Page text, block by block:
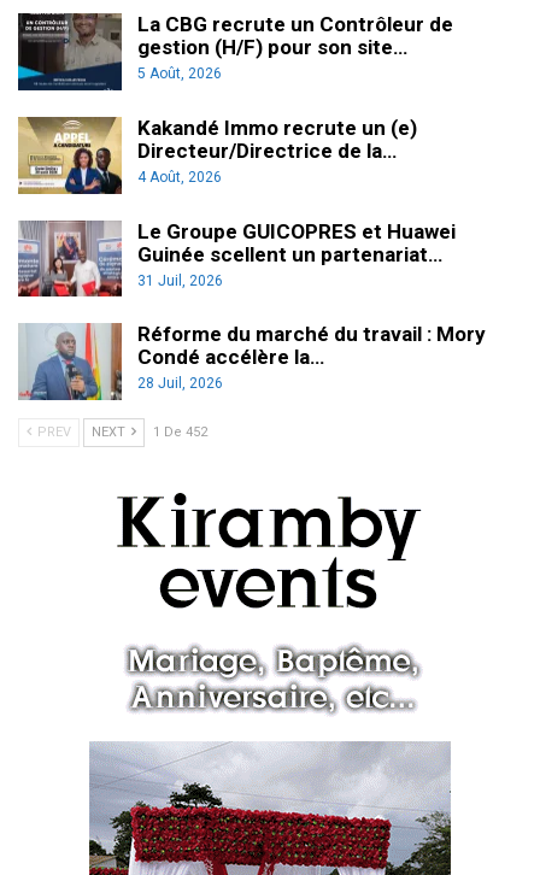
La CBG recrute un Contrôleur de
gestion (H/F) pour son site…
5 Août, 2026
Kakandé Immo recrute un (e)
Directeur/Directrice de la…
4 Août, 2026
Le Groupe GUICOPRES et Huawei
Guinée scellent un partenariat…
31 Juil, 2026
Réforme du marché du travail : Mory
Condé accélère la…
28 Juil, 2026
PREV NEXT 1 De 452